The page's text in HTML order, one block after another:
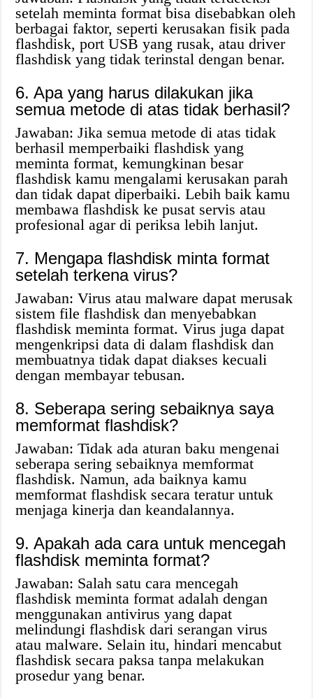
setelah meminta format bisa disebabkan oleh
berbagai faktor, seperti kerusakan fisik pada
flashdisk, port USB yang rusak, atau driver
flashdisk yang tidak terinstal dengan benar.
6. Apa yang harus dilakukan jika
semua metode di atas tidak berhasil?
Jawaban: Jika semua metode di atas tidak
berhasil memperbaiki flashdisk yang
meminta format, kemungkinan besar
flashdisk kamu mengalami kerusakan parah
dan tidak dapat diperbaiki. Lebih baik kamu
membawa flashdisk ke pusat servis atau
profesional agar di periksa lebih lanjut.
7. Mengapa flashdisk minta format
setelah terkena virus?
Jawaban: Virus atau malware dapat merusak
sistem file flashdisk dan menyebabkan
flashdisk meminta format. Virus juga dapat
mengenkripsi data di dalam flashdisk dan
membuatnya tidak dapat diakses kecuali
dengan membayar tebusan.
8. Seberapa sering sebaiknya saya
memformat flashdisk?
Jawaban: Tidak ada aturan baku mengenai
seberapa sering sebaiknya memformat
flashdisk. Namun, ada baiknya kamu
memformat flashdisk secara teratur untuk
menjaga kinerja dan keandalannya.
9. Apakah ada cara untuk mencegah
flashdisk meminta format?
Jawaban: Salah satu cara mencegah
flashdisk meminta format adalah dengan
menggunakan antivirus yang dapat
melindungi flashdisk dari serangan virus
atau malware. Selain itu, hindari mencabut
flashdisk secara paksa tanpa melakukan
prosedur yang benar.